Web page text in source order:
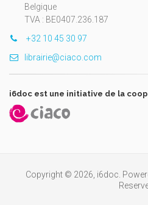
Belgique
TVA : BE0407.236.187
+32 10 45 30 97
librairie@ciaco.com
i6doc est une initiative de la
Copyright © 2026, i6doc.